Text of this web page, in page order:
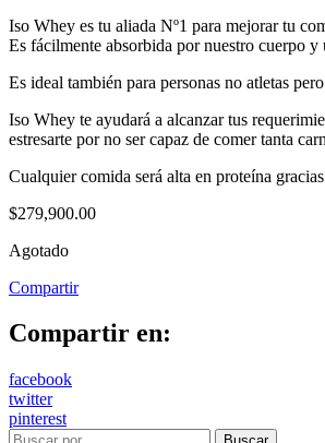
Iso Whey es tu aliada Nº1 para mejorar tu
Es fácilmente absorbida por nuestro cuerpo
Es ideal también para personas no atletas
Iso Whey te ayudará a alcanzar tus
estresarte por no ser capaz de comer tanta
Cualquier comida será alta en proteína
$279,900.00
Agotado
Compartir
Compartir en:
facebook
twitter
pinterest